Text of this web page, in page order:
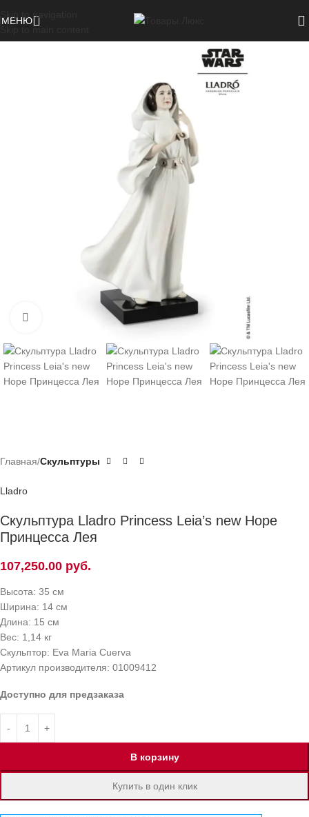
Skip to navigation
МЕНЮ
Нажмите, чтобы увеличить
Главная Скульптуры
Lladro
Скульптура Lladro Princess Leia’s new Hope
Принцесса Лея
107,250.00 руб.
Высота: 35 см
Ширина: 14 см
Длина: 15 см
Вес: 1,14 кг
Скульптор: Eva Maria Cuerva
Артикул производителя: 01009412
Доступно для предзаказа
В корзину
Купить в один клик